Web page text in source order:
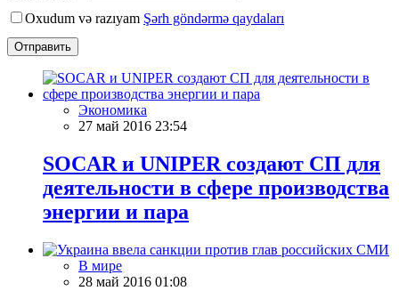
Oxudum və razıyam Şərh göndərmə qaydaları
Отправить
Экономика
27 май 2016 23:54
SOCAR и UNIPER создают СП для
деятельности в сфере производства
энергии и пара
В мире
28 май 2016 01:08